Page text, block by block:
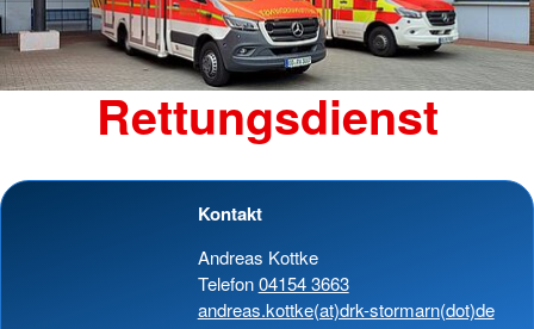
Rettungsdienst
Kontakt
Andreas Kottke
Telefon04154 3663
andreas.kottke(at)drk-stormarn(dot)de